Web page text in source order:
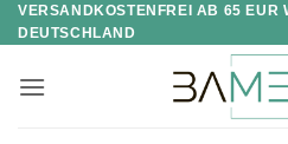
Skip
to
VERSANDKOSTENFREI AB 65 EUR
DEUTSCHLAND